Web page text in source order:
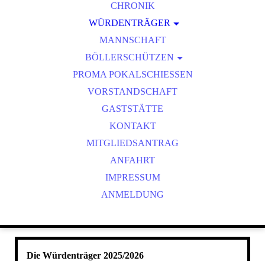
CHRONIK
WÜRDENTRÄGER
SCHÜTZENKÖNIGE
VEREINSMEISTER
MANNSCHAFT
BÖLLERSCHÜTZEN
OKTOBERFEST & BÖLLERSCHIESSEN
BILDER HUBERTUSMESSE
VIDEO NEUJAHRSBÖLLERN
BILDER BÖLLER
PROMA POKALSCHIESSEN
VORSTANDSCHAFT
GASTSTÄTTE
KONTAKT
MITGLIEDSANTRAG
ANFAHRT
IMPRESSUM
ANMELDUNG
Die Würdenträger 2025/2026